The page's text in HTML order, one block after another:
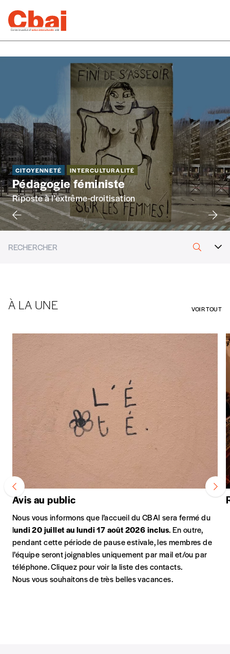
CITOYENNETÉ INTERCULTURALITÉ
Pédagogie féministe
Riposte à l’extrême-droitisation
Auteurs
Dates
Articles La revue
Outils pédagogiques Podcast
Projets vidéos Publications
Rapports d'activités Études & analyses
À LA UNE VOIR TOUT
Avis au public
Nous vous informons que l’accueil du CBAI sera fermé du
lundi 20 juillet au lundi 17 août 2026 inclus. En outre,
pendant cette période de pause estivale, les membres de
l’équipe seront joignables uniquement par mail et/ou par
téléphone. Cliquez pour voir la liste des contacts.
Nous vous souhaitons de très belles vacances.